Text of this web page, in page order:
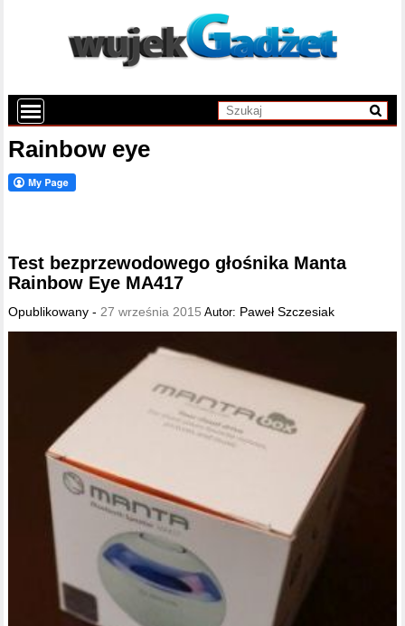
Rainbow eye
Test bezprzewodowego głośnika Manta
Rainbow Eye MA417
Opublikowany - 27 września 2015 Autor: Paweł Szczesiak